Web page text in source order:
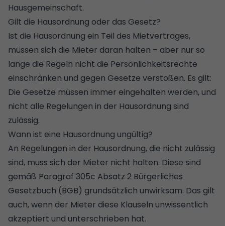
Hausgemeinschaft.
Gilt die Hausordnung oder das Gesetz?
Ist die Hausordnung ein Teil des Mietvertrages,
müssen sich die Mieter daran halten – aber nur so
lange die Regeln nicht die Persönlichkeitsrechte
einschränken und gegen Gesetze verstoßen. Es gilt:
Die Gesetze müssen immer eingehalten werden, und
nicht alle Regelungen in der Hausordnung sind
zulässig.
Wann ist eine Hausordnung ungültig?
An Regelungen in der Hausordnung, die nicht zulässig
sind, muss sich der Mieter nicht halten. Diese sind
gemäß Paragraf 305c Absatz 2 Bürgerliches
Gesetzbuch (BGB) grundsätzlich unwirksam. Das gilt
auch, wenn der Mieter diese Klauseln unwissentlich
akzeptiert und unterschrieben hat.